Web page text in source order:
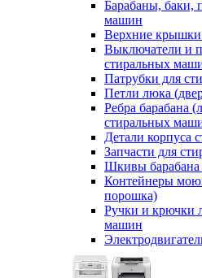
Барабаны, баки,
машин
Верхние
Выключатели и
стиральных
Патрубки для
Петли люка
Ребра барабана
стиральных
Детали корпуса
Запчасти для
Шкивы
Контейнеры
порошка)
Ручки и крючки
машин